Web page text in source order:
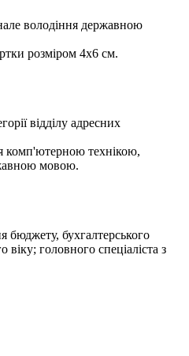
володіння державною
розміром 4х6 см.
відділу адресних
комп'ютерною технікою,
мовою.
бюджету, бухгалтерського
головного спеціаліста з